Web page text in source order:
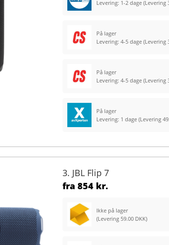
Levering: 1-2 dage (Levering
På lager
Levering: 4-5 dage (Levering
På lager
Levering: 4-5 dage (Levering
På lager
Levering: 1 dage (Levering
3. JBL Flip 7
fra 854 kr.
Ikke på lager
(Levering 59.00 DKK)